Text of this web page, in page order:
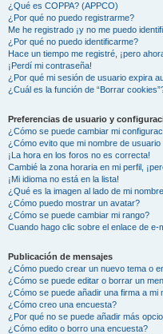
¿Qué es COPPA? (APPCO)
¿Por qué no puedo registrarme?
Me he registrado ¡y no me puedo
¿Por qué no puedo identificarme?
Hace un tiempo me registré, ¡pero
¡Perdí mi contraseña!
¿Por qué mi sesión de usuario expira
¿Cuál es la función de “Borrar
Preferencias de usuario y
¿Cómo se puede cambiar mi
¿Cómo evito que mi nombre de
¡La hora en los foros no es correcta!
Cambié la zona horaria en mi perfil,
¡Mi idioma no está en la lista!
¿Qué es la imagen al lado de mi
¿Cómo puedo mostrar un avatar?
¿Cómo se puede cambiar mi rango?
Cuando hago clic sobre el enlace de e-
Publicación de mensajes
¿Cómo puedo crear un nuevo tema o
¿Cómo se puede editar o borrar un
¿Cómo se puede añadir una firma a mi
¿Cómo creo una encuesta?
¿Por qué no se puede añadir más
¿Cómo edito o borro una encuesta?